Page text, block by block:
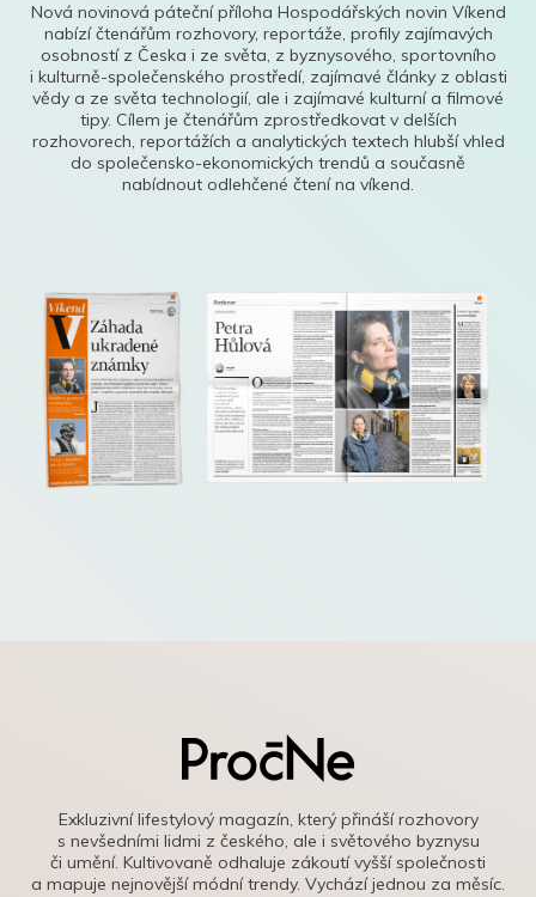
Nová novinová páteční příloha Hospodářských novin Víkend
nabízí čtenářům rozhovory, reportáže, profily zajímavých
osobností z Česka i ze světa, z byznysového, sportovního
i kulturně-společenského prostředí, zajímavé články z oblasti
vědy a ze světa technologií, ale i zajímavé kulturní a filmové
tipy. Cílem je čtenářům zprostředkovat v delších
rozhovorech, reportážích a analytických textech hlubší vhled
do společensko-ekonomických trendů a současně
nabídnout odlehčené čtení na víkend.
Exkluzivní lifestylový magazín, který přináší rozhovory
s nevšedními lidmi z českého, ale i světového byznysu
či umění. Kultivovaně odhaluje zákoutí vyšší společnosti
a mapuje nejnovější módní trendy. Vychází jednou za měsíc.